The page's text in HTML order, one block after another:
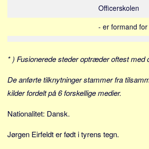
Pension og opsparing
Transport
Alle
Aspekter
Køb og salg
Officerskolen
- er formand
* ) Fusionerede steder optræder oftest med
De anførte tilknytninger stammer fra
kilder fordelt på 6 forskellige medier.
Nationalitet: Dansk.
Jørgen Eirfeldt er født i tyrens tegn.